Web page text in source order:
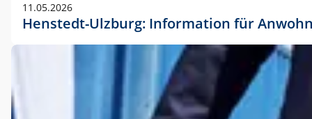
11.05.2026
Henstedt-Ulzburg: Information für